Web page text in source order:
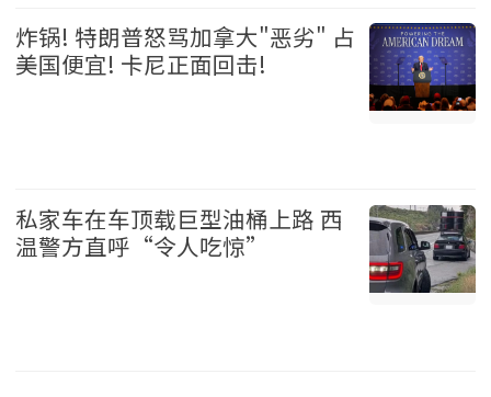
炸锅! 特朗普怒骂加拿大"恶劣" 占
美国便宜! 卡尼正面回击!
私家车在车顶载巨型油桶上路 西
温警方直呼“令人吃惊”